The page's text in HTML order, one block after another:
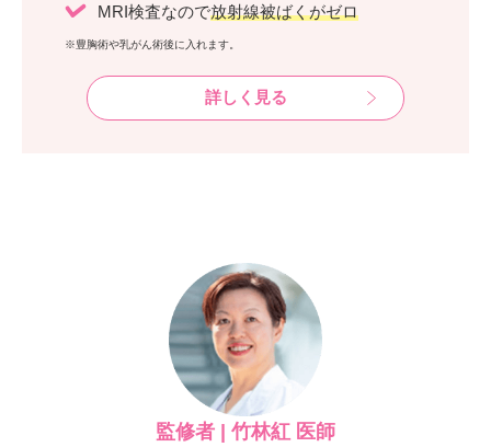
MRI検査なので放射線被ばくがゼロ
※豊胸術や乳がん術後に入れます。
詳しく見る
監修者 | 竹林紅 医師